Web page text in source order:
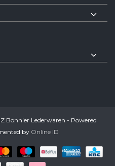
Bonnier Lederwaren - Powered
by Online ID